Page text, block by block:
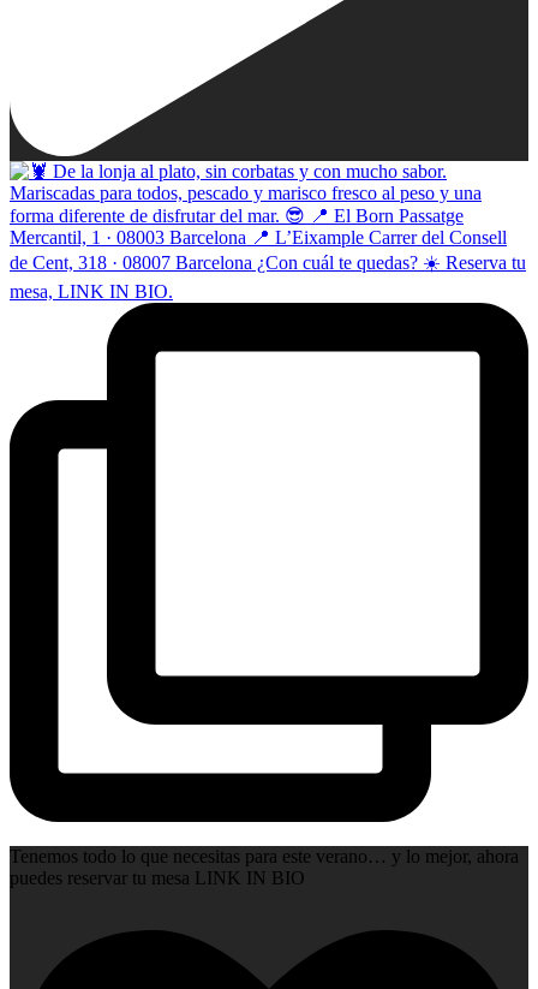
Tenemos todo lo que necesitas para este verano… y lo mejor, ahora
puedes reservar tu mesa LINK IN BIO